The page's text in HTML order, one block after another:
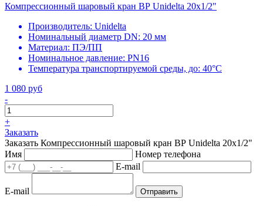
Компрессионный шаровый кран ВР Unidelta 20х1/2"
Производитель: Unidelta
Номинальный диаметр DN: 20 мм
Материал: ПЭ/ПП
Номинальное давление: PN16
Температура транспортируемой среды, до: 40°С
1 080 руб
-
+
Заказать
Заказать Компрессионный шаровый кран ВР Unidelta 20х1/2"
Имя
Номер телефона
E-mail
E-mail Отправить